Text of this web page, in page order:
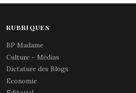
RUBRIQUES
BP Madame
Culture - Médias
Dictature des Blogs
Economie